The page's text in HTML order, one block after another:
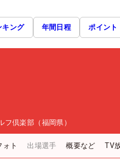
キング 年間日程 ポイント
フ倶楽部（福岡県）
ォト 出場選手 概要など TV